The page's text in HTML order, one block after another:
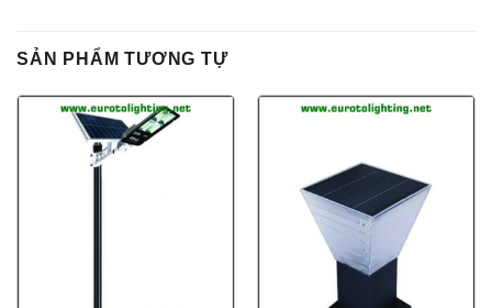
SẢN PHẨM TƯƠNG TỰ